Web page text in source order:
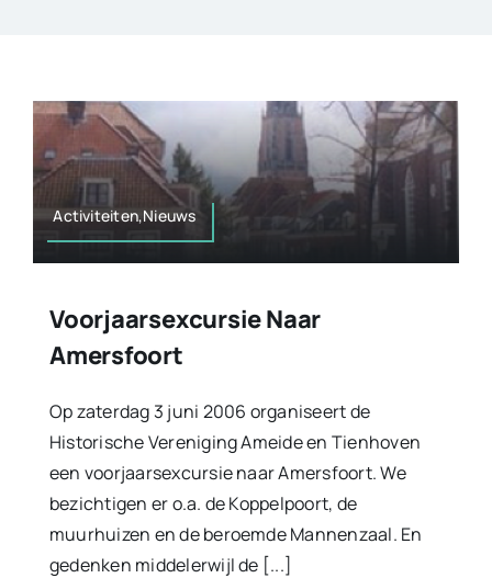
Activiteiten,Nieuws
Voorjaarsexcursie Naar
Amersfoort
Op zaterdag 3 juni 2006 organiseert de
Historische Vereniging Ameide en Tienhoven
een voorjaarsexcursie naar Amersfoort. We
bezichtigen er o.a. de Koppelpoort, de
muurhuizen en de beroemde Mannenzaal. En
gedenken middelerwijl de [...]